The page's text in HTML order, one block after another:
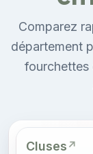
Comparez
département
fourchettes
Cluses